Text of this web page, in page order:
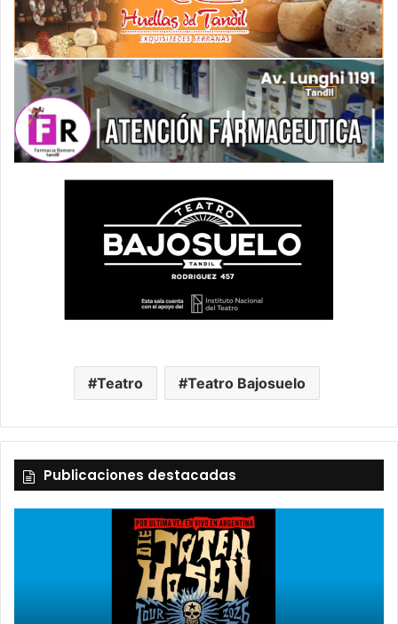
Teatro Teatro Bajosuelo
Publicaciones destacadas